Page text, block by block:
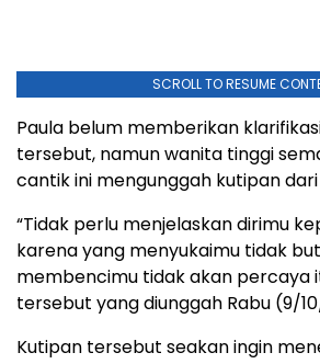
SCROLL TO RESUME
Paula belum memberikan
tersebut, namun wanita tinggi
cantik ini mengunggah kutipan dari
“Tidak perlu menjelaskan dirimu
karena yang menyukaimu tidak
membencimu tidak akan percaya
tersebut yang diunggah Rabu (9/
Kutipan tersebut seakan ingin